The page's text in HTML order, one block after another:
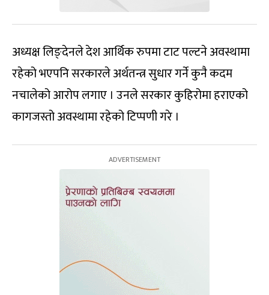
अध्यक्ष लिङ्देनले देश आर्थिक रुपमा टाट पल्टने अवस्थामा
रहेको भएपनि सरकारले अर्थतन्त्र सुधार गर्ने कुनै कदम
नचालेको आरोप लगाए । उनले सरकार कुहिरोमा हराएको
कागजस्तो अवस्थामा रहेको टिप्पणी गरे ।